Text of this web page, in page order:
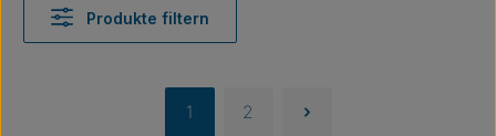
Produkte filtern
Seite
1
Seite
2